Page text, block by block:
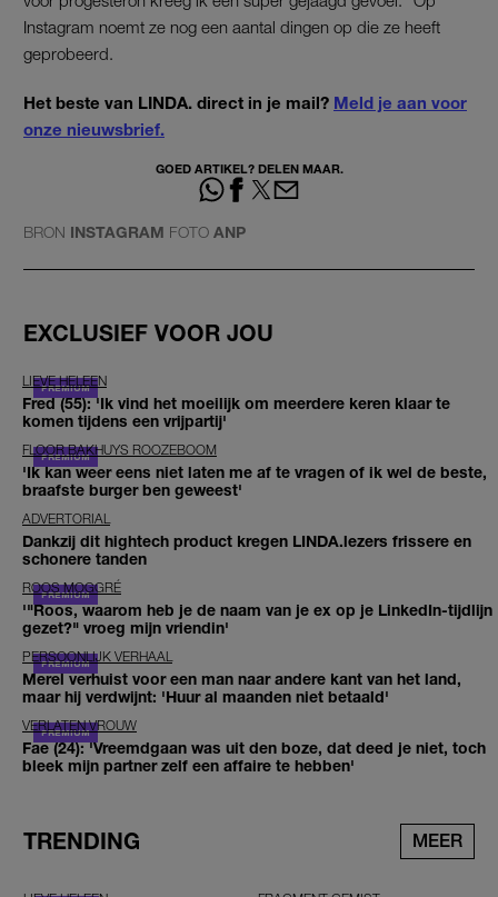
Instagram noemt ze nog een aantal dingen op die ze heeft
geprobeerd.
Het beste van LINDA. direct in je mail? Meld je aan voor
onze nieuwsbrief.
GOED ARTIKEL? DELEN MAAR.
BRON INSTAGRAM FOTO ANP
EXCLUSIEF VOOR JOU
LIEVE HELEEN
Fred (55): 'Ik vind het moeilijk om meerdere keren klaar te
komen tijdens een vrijpartij'
FLOOR BAKHUYS ROOZEBOOM
'Ik kan weer eens niet laten me af te vragen of ik wel de beste,
braafste burger ben geweest'
ADVERTORIAL
Dankzij dit hightech product kregen LINDA.lezers frissere en
schonere tanden
ROOS MOGGRÉ
'"Roos, waarom heb je de naam van je ex op je LinkedIn-tijdlijn
gezet?" vroeg mijn vriendin'
PERSOONLIJK VERHAAL
Merel verhuist voor een man naar andere kant van het land,
maar hij verdwijnt: 'Huur al maanden niet betaald'
VERLATEN VROUW
Fae (24): 'Vreemdgaan was uit den boze, dat deed je niet, toch
bleek mijn partner zelf een affaire te hebben'
TRENDING MEER